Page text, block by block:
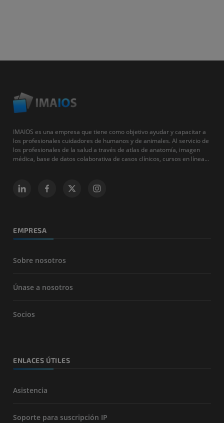
IMAIOS es una empresa que tiene como objetivo ayudar y capacitar a
los profesionales cuidadores de humanos y de animales. Al servicio de
los profesionales de la salud a través de atlas de anatomía, imagen
médica, base de datos colaborativa de casos clínicos, cursos en línea...
EMPRESA
Sobre nosotros
Únase a nosotros
Socios
ENLACES ÚTILES
Asistencia
Soporte para suscripción IP